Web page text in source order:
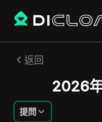
返回
2026
提問